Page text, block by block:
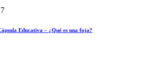
Educativa – ¿Qué es una foja?